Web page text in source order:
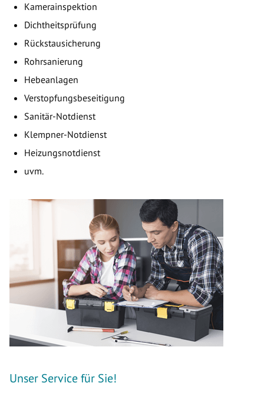
Kamerainspektion
Dichtheitsprüfung
Rückstausicherung
Rohrsanierung
Hebeanlagen
Verstopfungsbeseitigung
Sanitär-Notdienst
Klempner-Notdienst
Heizungsnotdienst
uvm.
Unser Service für Sie!